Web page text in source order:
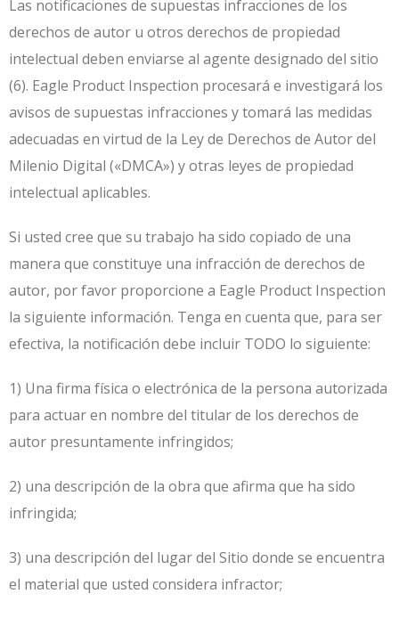
Las notificaciones de supuestas infracciones de los
derechos de autor u otros derechos de propiedad
intelectual deben enviarse al agente designado del sitio
(6). Eagle Product Inspection procesará e investigará los
avisos de supuestas infracciones y tomará las medidas
adecuadas en virtud de la Ley de Derechos de Autor del
Milenio Digital («DMCA») y otras leyes de propiedad
intelectual aplicables.
Si usted cree que su trabajo ha sido copiado de una
manera que constituye una infracción de derechos de
autor, por favor proporcione a Eagle Product Inspection
la siguiente información. Tenga en cuenta que, para ser
efectiva, la notificación debe incluir TODO lo siguiente:
1) Una firma física o electrónica de la persona autorizada
para actuar en nombre del titular de los derechos de
autor presuntamente infringidos;
2) una descripción de la obra que afirma que ha sido
infringida;
3) una descripción del lugar del Sitio donde se encuentra
el material que usted considera infractor;